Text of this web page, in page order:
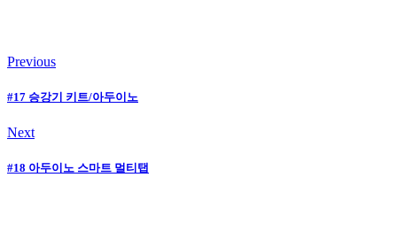
Previous
#17 승강기 키트/아두이노
Next
#18 아두이노 스마트 멀티탭